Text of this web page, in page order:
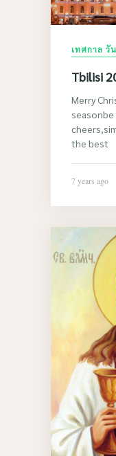
เทศกาล วั
Tbilisi
Merry
the best
7 years ago